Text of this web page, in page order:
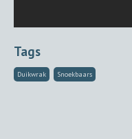
Tags
Duikwrak Snoekbaars